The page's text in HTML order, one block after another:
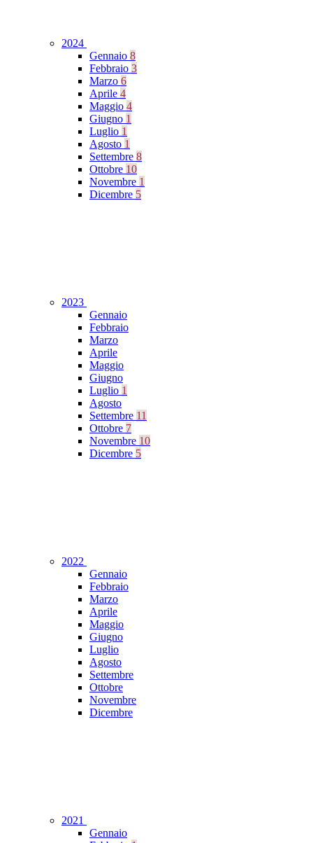
2024
Gennaio 8
Febbraio 3
Marzo 6
Aprile 4
Maggio 4
Giugno 1
Luglio 1
Agosto 1
Settembre 8
Ottobre 10
Novembre 1
Dicembre 5
2023
Gennaio
Febbraio
Marzo
Aprile
Maggio
Giugno
Luglio 1
Agosto
Settembre 11
Ottobre 7
Novembre 10
Dicembre 5
2022
Gennaio
Febbraio
Marzo
Aprile
Maggio
Giugno
Luglio
Agosto
Settembre
Ottobre
Novembre
Dicembre
2021
Gennaio